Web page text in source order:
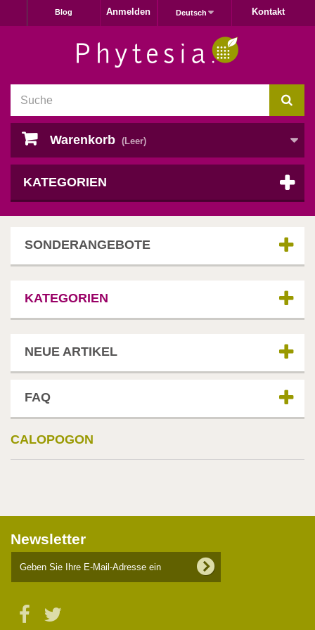
Kontakt
Deutsch
Anmelden
Blog
Warenkorb (Leer)
KATEGORIEN
SONDERANGEBOTE
KATEGORIEN
NEUE ARTIKEL
FAQ
CALOPOGON
Newsletter